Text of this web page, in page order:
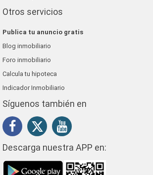
Otros servicios
Publica tu anuncio gratis
Blog inmobiliario
Foro inmobiliario
Calcula tu hipoteca
Indicador Inmobiliario
Síguenos también en
Descarga nuestra APP en: